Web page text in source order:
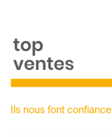
Ils nous font confiance